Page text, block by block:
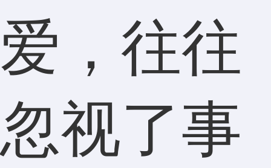
爱，往往
忽视了事